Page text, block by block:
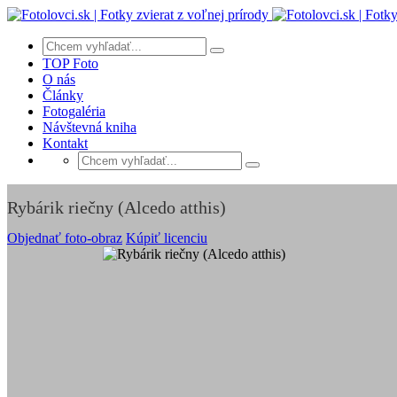
TOP Foto
O nás
Články
Fotogaléria
Návštevná kniha
Kontakt
Rybárik riečny (Alcedo atthis)
Objednať foto-obraz Kúpiť licenciu